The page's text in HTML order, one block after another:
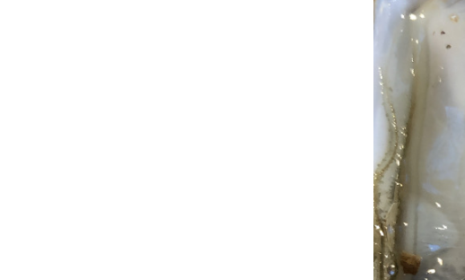
RECONNAÎTRE